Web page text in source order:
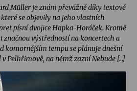
Müller je znám převážně díky textově
se objevily na jeho vlastních
písní dvojice Hapka-Horáček. Kromě
výstředností na koncertech a
komornějším tempu se plánuje dnešní
Pelhřimově, na němž zazní Nebude […]